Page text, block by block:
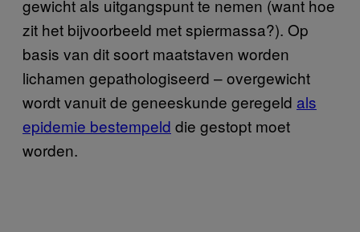
gewicht als uitgangspunt te nemen (want hoe
zit het bijvoorbeeld met spiermassa?). Op
basis van dit soort maatstaven worden
lichamen gepathologiseerd – overgewicht
wordt vanuit de geneeskunde geregeld als
epidemie bestempeld die gestopt moet
worden.